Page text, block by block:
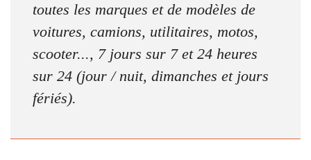
toutes les marques et de modèles de
voitures, camions, utilitaires, motos,
scooter..., 7 jours sur 7 et 24 heures
sur 24 (jour / nuit, dimanches et jours
fériés).